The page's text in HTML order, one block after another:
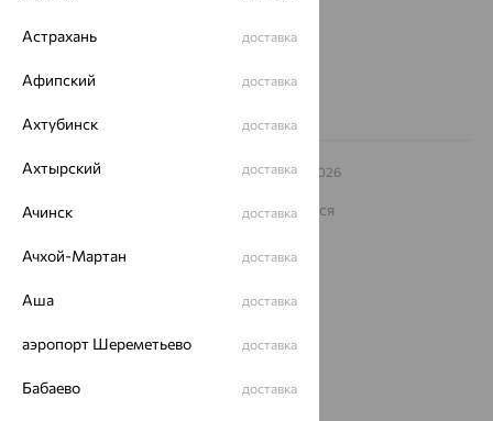
Другие города
8 (800) 250-02-30
Заказать звонок
© ООО «Ювелирный дом «Кристалл»,2009 – 2026
На информационном ресурсе применяются
рекомендательные технологии
ОГРН 1044800168379
Разработка сайта —
Астрахань доставка
Афипский доставка
Ахтубинск доставка
Ахтырский доставка
Ачинск доставка
Ачхой-Мартан доставка
Аша доставка
аэропорт Шереметьево доставка
Бабаево доставка